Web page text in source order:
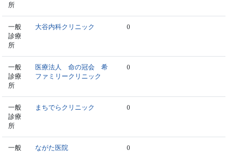
所
一般
診療
所
大谷内科クリニック 0
一般
診療
所
医療法人 命の冠会 希
ファミリークリニック
0
一般
診療
所
まちでらクリニック 0
一般
ながた医院 0